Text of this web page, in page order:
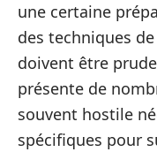
une certaine
des techniques
doivent être
présente de
souvent hostile
spécifiques pour